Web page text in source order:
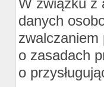
danych
o zasadach
o